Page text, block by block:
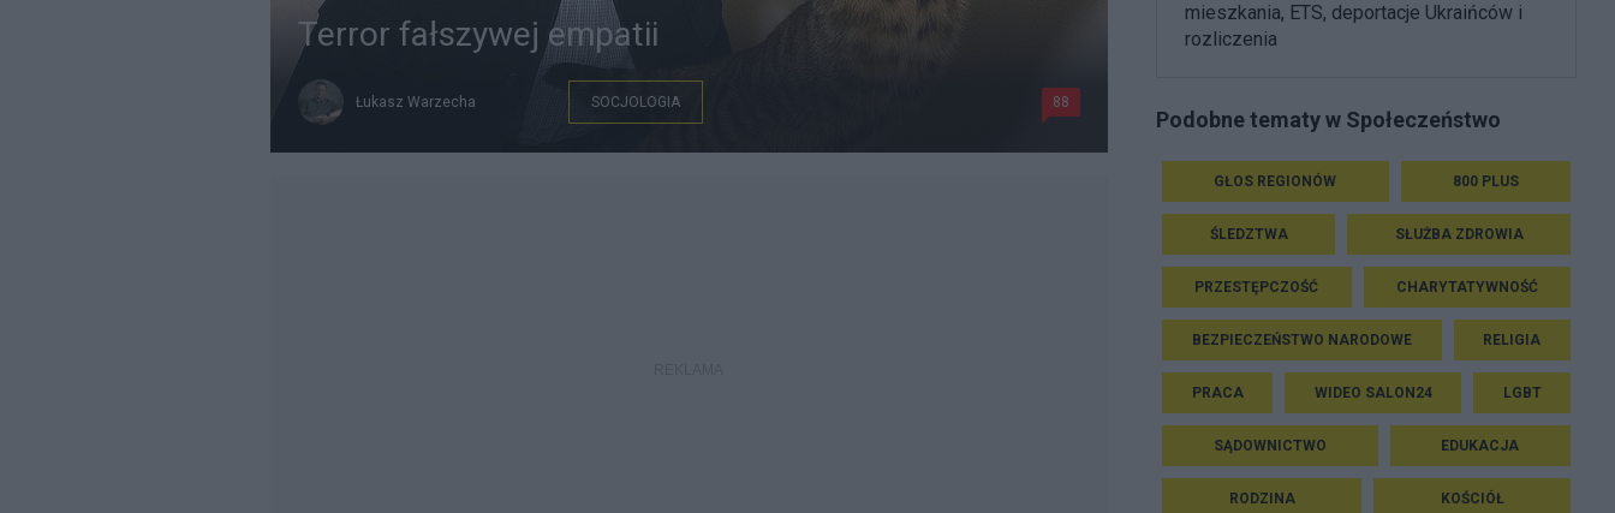
Terror fałszywej empatii
Łukasz Warzecha SOCJOLOGIA 88
mieszkania, ETS, deportacje Ukraińców i
rozliczenia
Podobne tematy w Społeczeństwo
GŁOS REGIONÓW 800 PLUS
ŚLEDZTWA SŁUŻBA ZDROWIA
PRZESTĘPCZOŚĆ CHARYTATYWNOŚĆ
BEZPIECZEŃSTWO NARODOWE RELIGIA
PRACA WIDEO SALON24 LGBT
SĄDOWNICTWO EDUKACJA
RODZINA KOŚCIÓŁ